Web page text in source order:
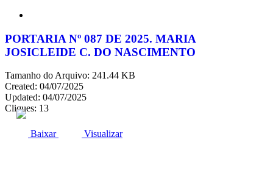
PORTARIA Nº 087 DE 2025. MARIA
JOSICLEIDE C. DO NASCIMENTO
Tamanho do Arquivo: 241.44 KB
Created: 04/07/2025
Updated: 04/07/2025
Cliques: 13
Baixar Visualizar